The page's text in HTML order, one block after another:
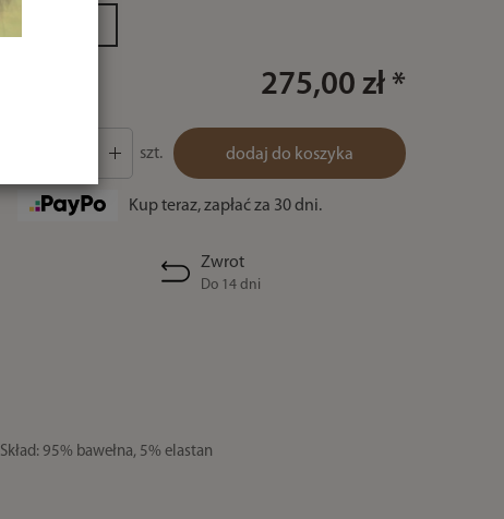
275,00 zł *
szt. dodaj do koszyka
Kup teraz, zapłać za 30 dni.
Zwrot
Do 14 dni
Skład: 95% bawełna, 5% elastan